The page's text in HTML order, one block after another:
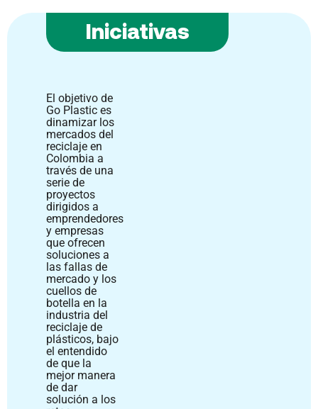
Iniciativas
El objetivo de
Go Plastic es
dinamizar los
mercados del
reciclaje en
Colombia a
través de una
serie de
proyectos
dirigidos a
emprendedores
y empresas
que ofrecen
soluciones a
las fallas de
mercado y los
cuellos de
botella en la
industria del
reciclaje de
plásticos, bajo
el entendido
de que la
mejor manera
de dar
solución a los